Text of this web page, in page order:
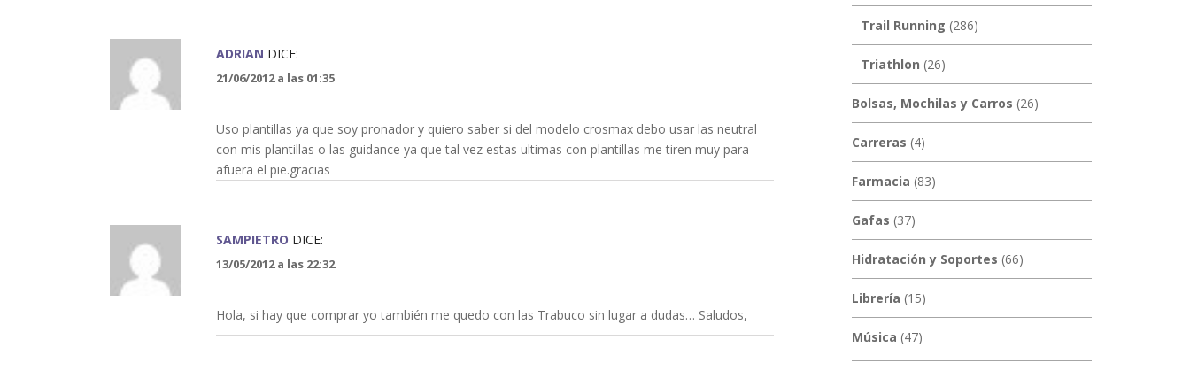
ADRIAN DICE:
21/06/2012 a las 01:35
Uso plantillas ya que soy pronador y quiero saber si del modelo crosmax debo usar las neutral
con mis plantillas o las guidance ya que tal vez estas ultimas con plantillas me tiren muy para
afuera el pie.gracias
SAMPIETRO DICE:
13/05/2012 a las 22:32
Hola, si hay que comprar yo también me quedo con las Trabuco sin lugar a dudas… Saludos,
Trail Running (286)
Triathlon (26)
Bolsas, Mochilas y Carros (26)
Carreras (4)
Farmacia (83)
Gafas (37)
Hidratación y Soportes (66)
Librería (15)
Música (47)